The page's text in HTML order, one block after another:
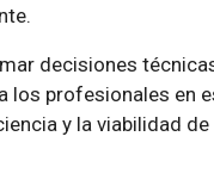
decisiones
los profesionales en
y la viabilidad de